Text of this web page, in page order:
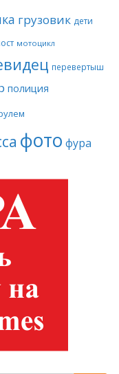
грузовик дети
мотоцикл
перевертыш
полиция
фото фура